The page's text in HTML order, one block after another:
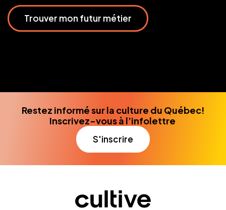
Trouver mon futur métier
Restez informé sur la culture du Québec!
Inscrivez-vous à l’infolettre
S'inscrire